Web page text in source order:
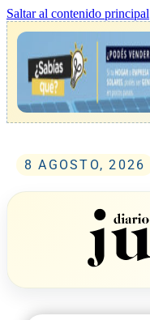
Saltar al contenido principal
8 AGOSTO, 2026